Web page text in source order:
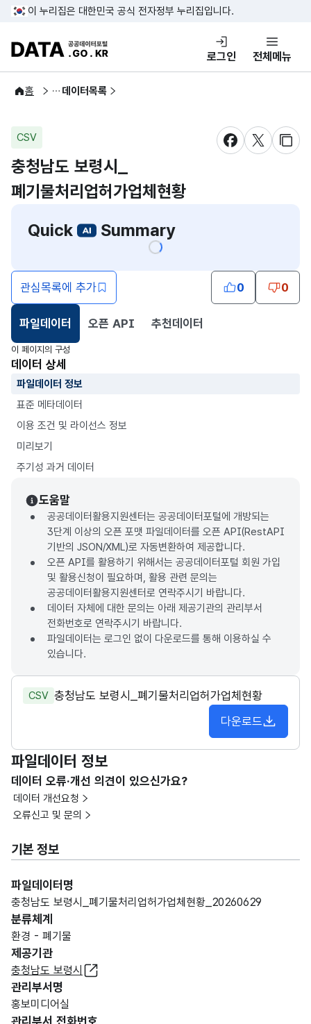
콘텐츠 바로가기
푸터 바로가기
이 누리집은 대한민국 공식 전자정부 누리집입니다.
DATA.GO.KR 공공데이터포털
로그인 전체메뉴
홈
공공데이터 데이터목록
CSV
새창 열림새창 열림
새창
충청남도 보령시_
폐기물처리업허가업체현황
Quick
Summary
관심목록에 추가 0 0
파일데이터
선택됨
오픈 API 추천데이터
이 페이지의 구성
데이터 상세
파일데이터 정보
표준 메타데이터
이용 조건 및 라이선스 정보
미리보기
주기성 과거 데이터
도움말
공공데이터활용지원센터는 공공데이터포털에 개방되는
3단계 이상의 오픈 포맷 파일데이터를 오픈 API(RestAPI
기반의 JSON/XML)로 자동변환하여 제공합니다.
오픈 API를 활용하기 위해서는 공공데이터포털 회원 가입
및 활용신청이 필요하며, 활용 관련 문의는
공공데이터활용지원센터로 연락주시기 바랍니다.
데이터 자체에 대한 문의는 아래 제공기관의 관리부서
전화번호로 연락주시기 바랍니다.
파일데이터는 로그인 없이 다운로드를 통해 이용하실 수
있습니다.
CSV 충청남도 보령시_폐기물처리업허가업체현황
다운로드
파일데이터 정보
데이터 오류·개선 의견이 있으신가요?
데이터 개선요청
오류신고 및 문의
기본 정보
파일데이터명
충청남도 보령시_폐기물처리업허가업체현황_20260629
분류체계
환경 - 폐기물
제공기관
충청남도 보령시
관리부서명
홍보미디어실
관리부서 전화번호